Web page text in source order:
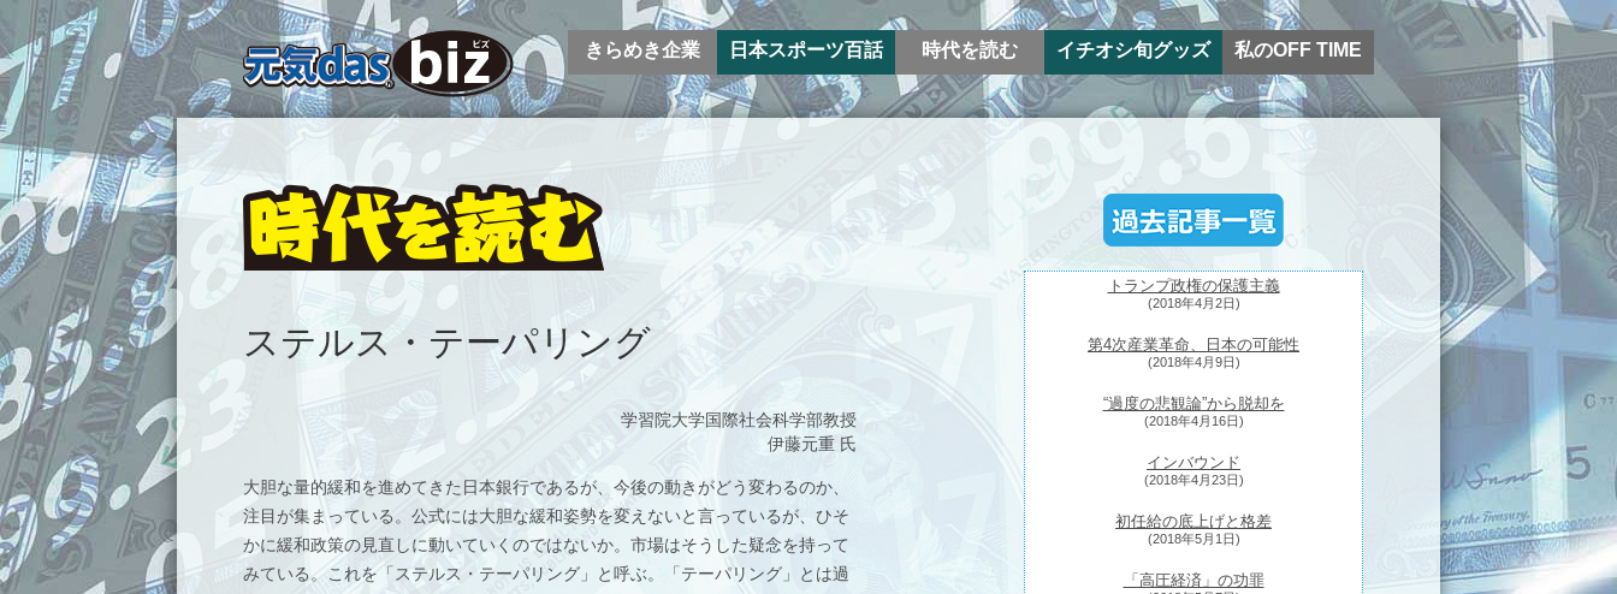
きらめき企業 日本スポーツ百話 時代を読む イチオシ旬グッズ 私のOFF TIME
ステルス・テーパリング
学習院大学国際社会科学部教授
伊藤元重 氏
大胆な量的緩和を進めてきた日本銀行であるが、今後の動きがどう変わるのか、
注目が集まっている。公式には大胆な緩和姿勢を変えないと言っているが、ひそ
かに緩和政策の見直しに動いていくのではないか。市場はそうした疑念を持って
みている。これを「ステルス・テーパリング」と呼ぶ。「テーパリング」とは過
トランプ政権の保護主義
(2018年4月2日)
第4次産業革命、日本の可能性
(2018年4月9日)
“過度の悲観論”から脱却を
(2018年4月16日)
インバウンド
(2018年4月23日)
初任給の底上げと格差
(2018年5月1日)
「高圧経済」の功罪